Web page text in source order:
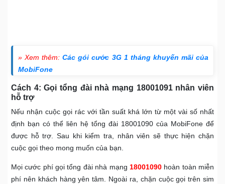
» Xem thêm:Các gói cước 3G 1 tháng khuyến mãi của
MobiFone
Cách 4: Gọi tổng đài nhà mạng 18001091 nhân viên
hỗ trợ
Nếu nhận cuộc gọi rác với tần suất khá lớn từ một vài số nhất
định bạn có thể liên hệ tổng đài 18001090 của MobiFone để
được hỗ trợ. Sau khi kiểm tra, nhân viên sẽ thực hiện chặn
cuộc gọi theo mong muốn của bạn.
Mọi cước phí gọi tổng đài nhà mạng 18001090hoàn toàn miễn
phí nên khách hàng yên tâm. Ngoài ra, chặn cuộc gọi trên sim